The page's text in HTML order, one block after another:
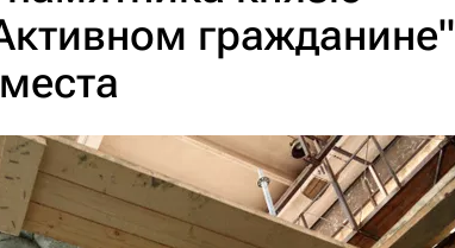
гражданине"